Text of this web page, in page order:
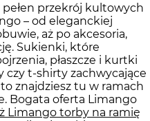
przekrój kultowych
– od eleganckiej
aż po akcesoria,
Sukienki, które
płaszcze i kurtki
czy t-shirty zachwycające
znajdziesz tu w ramach
Bogata oferta Limango
Limango torby na ramię